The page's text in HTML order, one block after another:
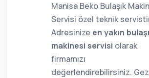
Manisa Beko Bulaşık
Servisi özel teknik
Adresinize en yakın
makinesi servisi olarak
firmamızı
değerlendirebilirsiniz.